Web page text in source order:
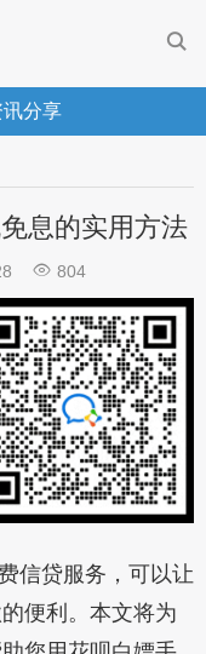

讯分享
息的实用方法
 804
信贷服务，可以让
便利。本文将为